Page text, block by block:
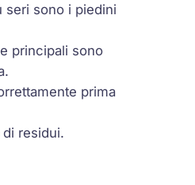
seri sono i piedini
principali sono
prima
residui.